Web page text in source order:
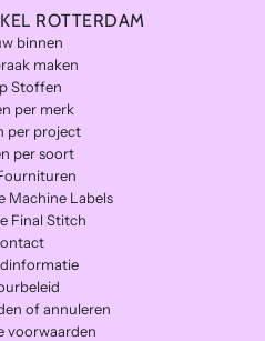
ROTTERDAM
binnen
maken
Stoffen
per merk
per project
per soort
Machine Labels
Final Stitch
of annuleren
voorwaarden